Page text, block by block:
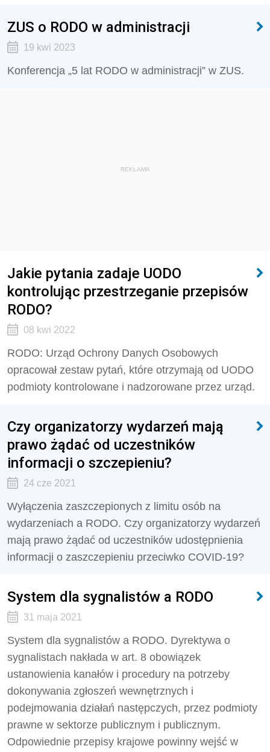
ZUS o RODO w administracji
19 kwi 2023
Konferencja „5 lat RODO w administracji” w ZUS.
REKLAMA
Jakie pytania zadaje UODO
kontrolując przestrzeganie przepisów
RODO?
08 kwi 2022
RODO: Urząd Ochrony Danych Osobowych
opracował zestaw pytań, które otrzymają od UODO
podmioty kontrolowane i nadzorowane przez urząd.
Czy organizatorzy wydarzeń mają
prawo żądać od uczestników
informacji o szczepieniu?
24 cze 2021
Wyłączenia zaszczepionych z limitu osób na
wydarzeniach a RODO. Czy organizatorzy wydarzeń
mają prawo żądać od uczestników udostępnienia
informacji o zaszczepieniu przeciwko COVID-19?
System dla sygnalistów a RODO
31 maja 2021
System dla sygnalistów a RODO. Dyrektywa o
sygnalistach nakłada w art. 8 obowiązek
ustanowienia kanałów i procedury na potrzeby
dokonywania zgłoszeń wewnętrznych i
podejmowania działań następczych, przez podmioty
prawne w sektorze publicznym i publicznym.
Odpowiednie przepisy krajowe powinny wejść w